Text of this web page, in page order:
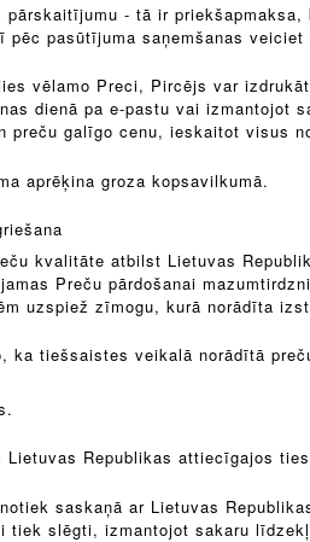
- tā ir
pēc pasūtījuma saņemšanas
vēlamo Preci, Pircējs var
dienā pa e-pastu vai izmantojot
preču galīgo cenu, ieskaitot visus
aprēķina groza kopsavilkumā.
kvalitāte atbilst Lietuvas
Preču pārdošanai
uzspiež zīmogu, kurā norādīta
ka tiešsaistes veikalā norādītā
Republikas attiecīgajos
saskaņā ar Lietuvas
tiek slēgti, izmantojot sakaru